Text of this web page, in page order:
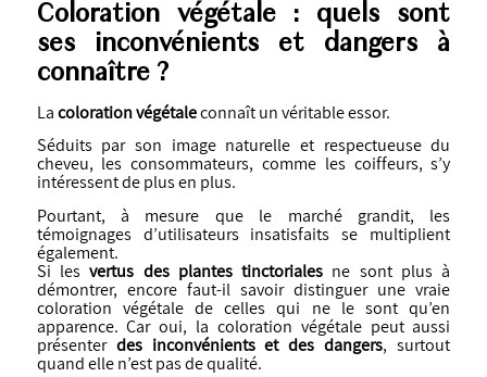
Coloration végétale : quels sont
ses inconvénients et dangers à
connaître ?
Lacoloration végétaleconnaît un véritable essor.
Séduits par son image naturelle et respectueuse du
cheveu, les consommateurs, comme les coiffeurs, s’y
intéressent de plus en plus.
Pourtant, à mesure que le marché grandit, les
témoignages d’utilisateurs insatisfaits se multiplient
également.
Si lesvertus des plantes tinctoriales ne sont plus à
démontrer, encore faut-il savoir distinguer une vraie
coloration végétale de celles qui ne le sont qu’en
apparence. Car oui, la coloration végétale peut aussi
présenter des inconvénients et des dangers, surtout
quand elle n’est pas de qualité.